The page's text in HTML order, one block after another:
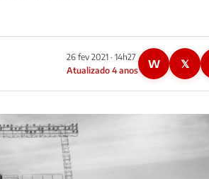
26 fev 2021 · 14h27
Atualizado 4 anos
W 𝕏